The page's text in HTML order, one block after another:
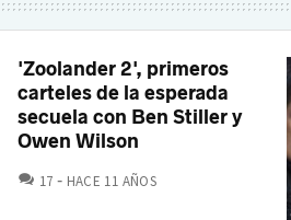
'Zoolander 2', primeros
carteles de la esperada
secuela con Ben Stiller y
Owen Wilson
17 COMENTARIOS
HACE 11 AÑOS